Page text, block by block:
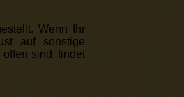
Wenn Ihr
auf sonstige
sind, findet